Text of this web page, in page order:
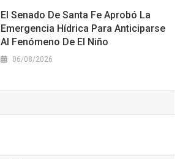
El Senado De Santa Fe Aprobó La
Emergencia Hídrica Para Anticiparse
Al Fenómeno De El Niño
06/08/2026